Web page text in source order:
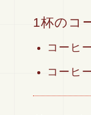
1杯のコ
コーヒ
コーヒ